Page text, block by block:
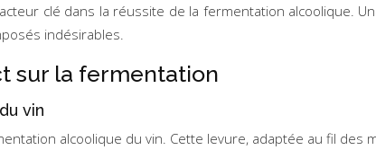
clé dans la réussite de la fermentation alcoolique.
indésirables.
sur la fermentation
vin
alcoolique du vin. Cette levure, adaptée au fil